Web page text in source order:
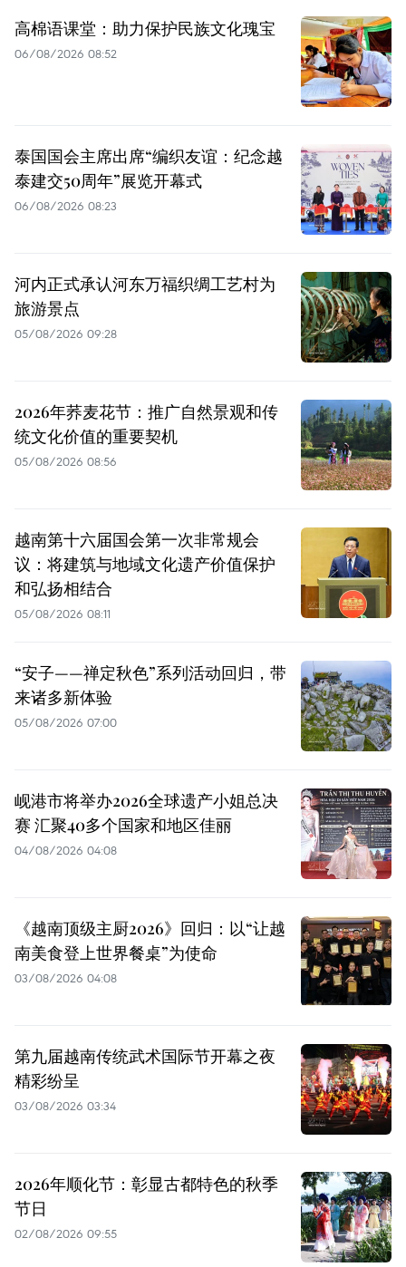
高棉语课堂：助力保护民族文化瑰宝
06/08/2026 08:52
泰国国会主席出席“编织友谊：纪念越
泰建交50周年”展览开幕式
06/08/2026 08:23
河内正式承认河东万福织绸工艺村为
旅游景点
05/08/2026 09:28
2026年荞麦花节：推广自然景观和传
统文化价值的重要契机
05/08/2026 08:56
越南第十六届国会第一次非常规会
议：将建筑与地域文化遗产价值保护
和弘扬相结合
05/08/2026 08:11
“安子——禅定秋色”系列活动回归，带
来诸多新体验
05/08/2026 07:00
岘港市将举办2026全球遗产小姐总决
赛 汇聚40多个国家和地区佳丽
04/08/2026 04:08
《越南顶级主厨2026》回归：以“让越
南美食登上世界餐桌”为使命
03/08/2026 04:08
第九届越南传统武术国际节开幕之夜
精彩纷呈
03/08/2026 03:34
2026年顺化节：彰显古都特色的秋季
节日
02/08/2026 09:55